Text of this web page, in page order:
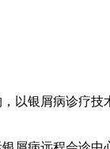
以银屑病诊疗技